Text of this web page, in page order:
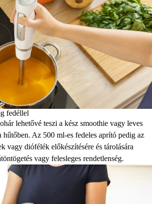
fedéllel
lehetővé teszi a kész smoothie vagy leves
hűtőben. Az 500 ml-es fedeles aprító pedig az
vagy diófélék előkészítésére és tárolására
vagy felesleges rendetlenség.